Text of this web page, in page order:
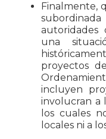
Finalmente,
autoridades
una
proyectos
incluyen
involucran a
los cuales
locales ni a